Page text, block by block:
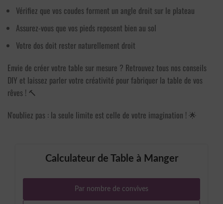
6 avis
Vérifiez que vos coudes forment un angle droit sur le plateau
Assurez-vous que vos pieds reposent bien au sol
Votre dos doit rester naturellement droit
Envie de créer votre table sur mesure ? Retrouvez tous nos conseils
DIY et laissez parler votre créativité pour fabriquer la table de vos
rêves ! 🔨
N'oubliez pas : la seule limite est celle de votre imagination ! 🌟
Calculateur de Table à Manger
Par nombre de convives